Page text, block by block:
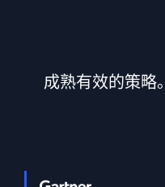
成熟有效的策略。